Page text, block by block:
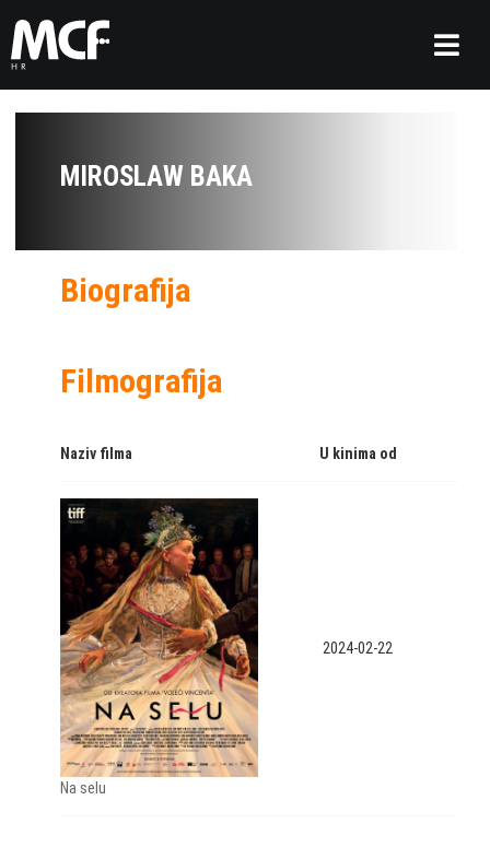
MIROSLAW BAKA
Biografija
Filmografija
Naziv filma U kinima od
Na selu
2024-02-22